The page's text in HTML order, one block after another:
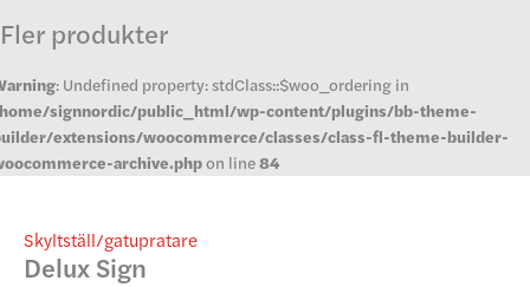
Fler produkter
: Undefined property: stdClass::$woo_ordering in
signnordic/public_html/wp-content/plugins/bb-theme-
extensions/woocommerce/classes/class-fl-theme-builder-
archive.phpon line84
Skyltställ/gatupratare
Delux Sign